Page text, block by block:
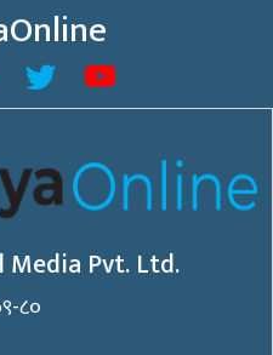
Media Pvt. Ltd.
८०